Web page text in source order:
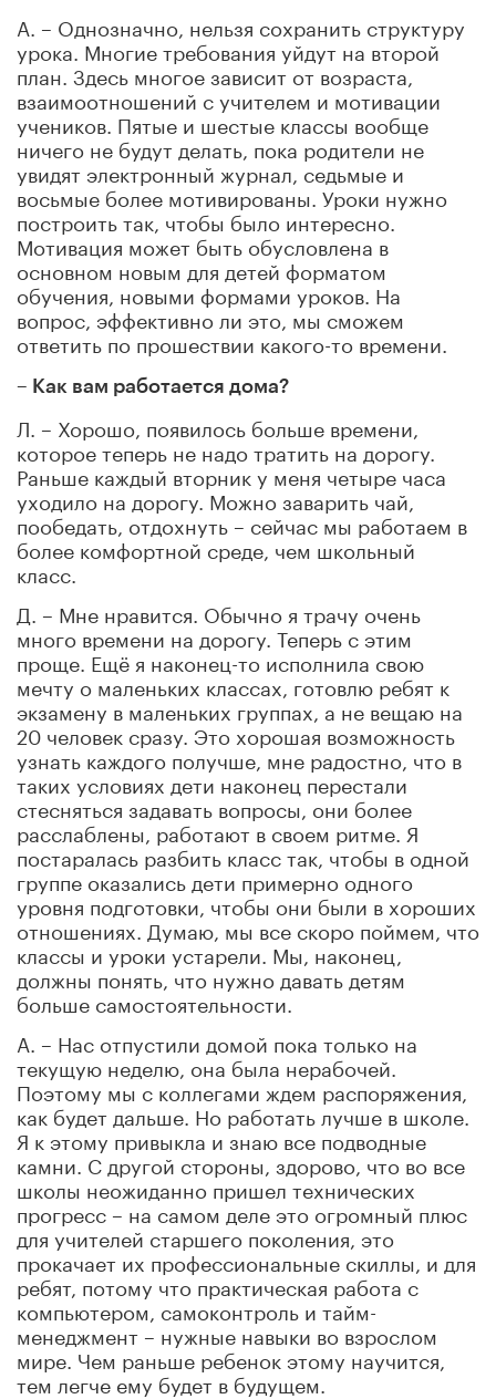
А. – Однозначно, нельзя сохранить структуру
урока. Многие требования уйдут на второй
план. Здесь многое зависит от возраста,
взаимоотношений с учителем и мотивации
учеников. Пятые и шестые классы вообще
ничего не будут делать, пока родители не
увидят электронный журнал, седьмые и
восьмые более мотивированы. Уроки нужно
построить так, чтобы было интересно.
Мотивация может быть обусловлена в
основном новым для детей форматом
обучения, новыми формами уроков. На
вопрос, эффективно ли это, мы сможем
ответить по прошествии какого-то времени.
– Как вам работается дома?
Л. – Хорошо, появилось больше времени,
которое теперь не надо тратить на дорогу.
Раньше каждый вторник у меня четыре часа
уходило на дорогу. Можно заварить чай,
пообедать, отдохнуть – сейчас мы работаем в
более комфортной среде, чем школьный
класс.
Д. – Мне нравится. Обычно я трачу очень
много времени на дорогу. Теперь с этим
проще. Ещё я наконец-то исполнила свою
мечту о маленьких классах, готовлю ребят к
экзамену в маленьких группах, а не вещаю на
20 человек сразу. Это хорошая возможность
узнать каждого получше, мне радостно, что в
таких условиях дети наконец перестали
стесняться задавать вопросы, они более
расслаблены, работают в своем ритме. Я
постаралась разбить класс так, чтобы в одной
группе оказались дети примерно одного
уровня подготовки, чтобы они были в хороших
отношениях. Думаю, мы все скоро поймем, что
классы и уроки устарели. Мы, наконец,
должны понять, что нужно давать детям
больше самостоятельности.
А. – Нас отпустили домой пока только на
текущую неделю, она была нерабочей.
Поэтому мы с коллегами ждем распоряжения,
как будет дальше. Но работать лучше в школе.
Я к этому привыкла и знаю все подводные
камни. С другой стороны, здорово, что во все
школы неожиданно пришел технических
прогресс – на самом деле это огромный плюс
для учителей старшего поколения, это
прокачает их профессиональные скиллы, и для
ребят, потому что практическая работа с
компьютером, самоконтроль и тайм-
менеджмент – нужные навыки во взрослом
мире. Чем раньше ребенок этому научится,
тем легче ему будет в будущем.